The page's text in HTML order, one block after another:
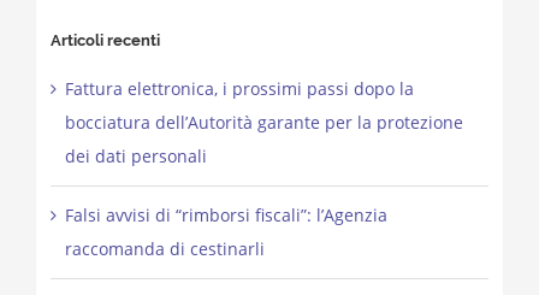
Articoli recenti
Fattura elettronica, i prossimi passi dopo la
bocciatura dell’Autorità garante per la protezione
dei dati personali
Falsi avvisi di “rimborsi fiscali”: l’Agenzia
raccomanda di cestinarli